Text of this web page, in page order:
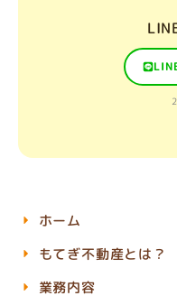
ホーム
もてぎ不動産とは？
業務内容